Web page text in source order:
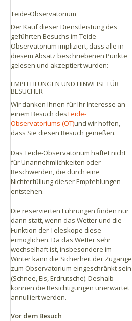
Teide-Observatorium
Der Kauf dieser Dienstleistung des
geführten Besuchs im Teide-
Observatorium impliziert, dass alle in
diesem Absatz beschriebenen Punkte
gelesen und akzeptiert wurden:
EMPFEHLUNGEN UND HINWEISE FÜR
BESUCHER
Wir danken Ihnen für Ihr Interesse an
einem Besuch desTeide-
Observatoriums (OT)und wir hoffen,
dass Sie diesen Besuch genießen.
Das Teide-Observatorium haftet nicht
für Unannehmlichkeiten oder
Beschwerden, die durch eine
Nichterfüllung dieser Empfehlungen
entstehen.
Die reservierten Führungen finden nur
dann statt, wenn das Wetter und die
Funktion der Teleskope diese
ermöglichen. Da das Wetter sehr
wechselhaft ist, insbesondere im
Winter kann die Sicherheit der Zugänge
zum Observatorium eingeschränkt sein
(Schnee, Eis, Erdrutsche). Deshalb
können die Besichtigungen unerwartet
annulliert werden.
Vor dem Besuch